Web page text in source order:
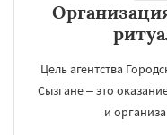
Цель агентства
Сызгане – это
и